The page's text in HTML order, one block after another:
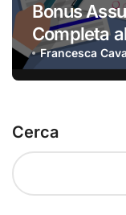
Bonus
Completa
Imprese
Francesca
Cerca